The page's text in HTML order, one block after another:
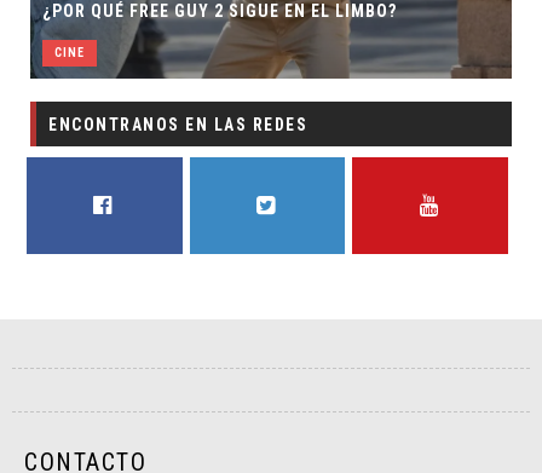
¿POR QUÉ FREE GUY 2 SIGUE EN EL LIMBO?
CINE
ENCONTRANOS EN LAS REDES
CONTACTO